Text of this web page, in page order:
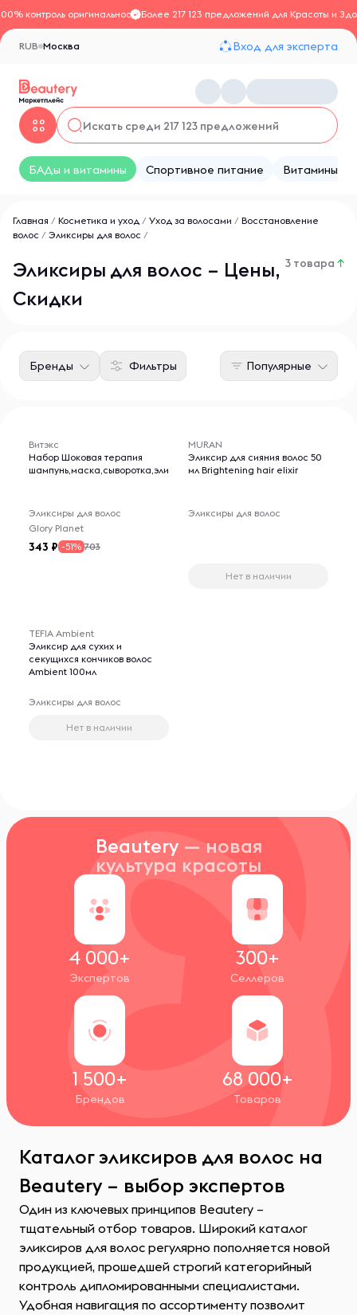
контроль оригинальностиБолее 217 123 предложений для Красоты и
Москва
RUB Вход для эксперта
БАДы и витамины Спортивное питание Витамины
Главная / Косметика и уход / Уход за волосами / Восстановление
волос / Эликсиры для волос /
Эликсиры для волос – Цены,
Скидки
3 товара ↑
Фильтры
Бренды Популярные
Витэкс
Набор Шоковая терапия
шампунь,маска,сыворотка,эликсир,филлер
Эликсиры для волос
Glory Planet
343 -51% 703
MURAN
Эликсир для сияния волос 50
мл Brightening hair elixir
Эликсиры для волос
Нет в наличии
TEFIA Ambient
Эликсир для сухих и
секущихся кончиков волос
Ambient 100мл
Эликсиры для волос
Нет в наличии
Beautery — новая
культура красоты
4 000+
Экспертов
300+
Селлеров
1 500+
Брендов
68 000+
Товаров
Каталог эликсиров для волос на
Beautery – выбор экспертов
Один из ключевых принципов Beautery –
тщательный отбор товаров. Широкий каталог
эликсиров для волос регулярно пополняется новой
продукцией, прошедшей строгий категорийный
контроль дипломированными специалистами.
Удобная навигация по ассортименту позволит